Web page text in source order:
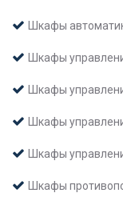
Шкафы
Шкафы
Шкафы
Шкафы
Шкафы
Шкафы